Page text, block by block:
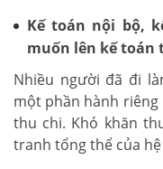
Kế toán nội bộ,
muốn lên kế toán
Nhiều người đã đi
một phần hành riêng
thu chi. Khó khăn
tranh tổng thể của